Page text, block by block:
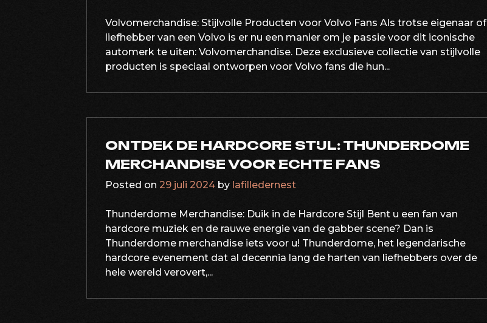
Volvomerchandise: Stijlvolle Producten voor Volvo Fans Als trotse eigenaar of
liefhebber van een Volvo is er nu een manier om je passie voor dit iconische
automerk te uiten: Volvomerchandise. Deze exclusieve collectie van stijlvolle
producten is speciaal ontworpen voor Volvo fans die hun...
ONTDEK DE HARDCORE STIJL: THUNDERDOME
MERCHANDISE VOOR ECHTE FANS
Posted on 29 juli 2024 by lafilledernest
Thunderdome Merchandise: Duik in de Hardcore Stijl Bent u een fan van
hardcore muziek en de rauwe energie van de gabber scene? Dan is
Thunderdome merchandise iets voor u! Thunderdome, het legendarische
hardcore evenement dat al decennia lang de harten van liefhebbers over de
hele wereld verovert,...